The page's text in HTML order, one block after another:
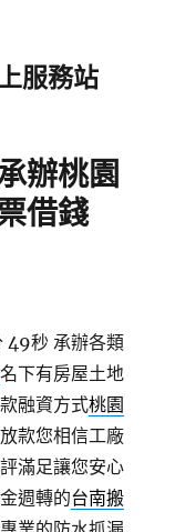
服務站
辦桃園
借錢
49秒 承辦各類
名下有房屋土地
融資方式桃園
款您相信工廠
滿足讓您安心
週轉的台南搬